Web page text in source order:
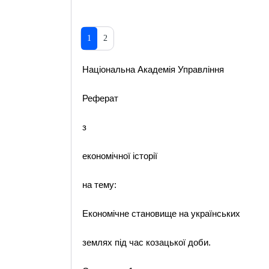
1 2
Національна Академія Управління
Реферат
з
економічної історії
на тему:
Економічне становище на українських
землях під час козацької доби.